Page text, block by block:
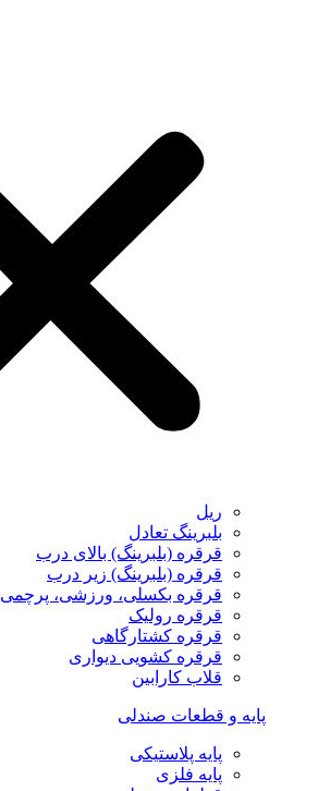
ریل
بلبرینگ تعادل
قرقره (بلبرینگ) بالای درب
قرقره (بلبرینگ) زیر درب
قرقره بکسلی، ورزشی، پرچمی
قرقره رولیک
قرقره کشتارگاهی
قرقره کشویی دیواری
قلاب کارابین
پایه و قطعات صندلی
پایه پلاستیکی
پایه فلزی